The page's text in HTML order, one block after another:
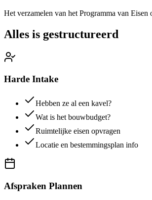
Het verzamelen van het Programma van
Alles is gestructureerd
Harde Intake
Hebben ze al een kavel?
Wat is het bouwbudget?
Ruimtelijke eisen opvragen
Locatie en bestemmingsplan info
Afspraken Plannen